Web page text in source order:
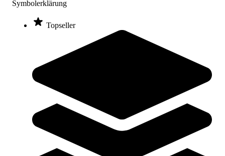
Symbolerklärung
Topseller
Longenseil
Zum Produkt
Sofort lieferbar